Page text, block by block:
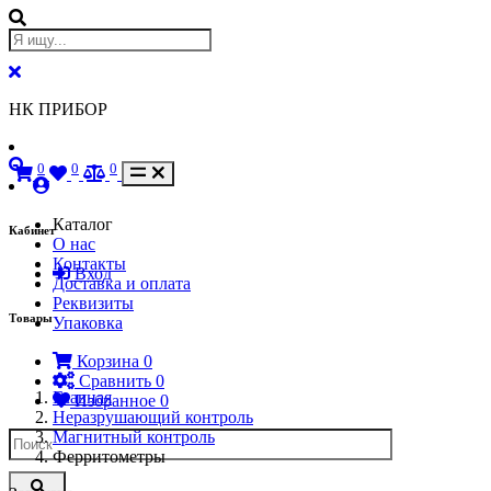
НК ПРИБОР
Кабинет
Вход
Товары
Корзина 0
Сравнить 0
Избранное 0
0 0 0
Каталог
О нас
Контакты
Доставка и оплата
Реквизиты
Упаковка
Главная
Неразрушающий контроль
Магнитный контроль
Ферритометры